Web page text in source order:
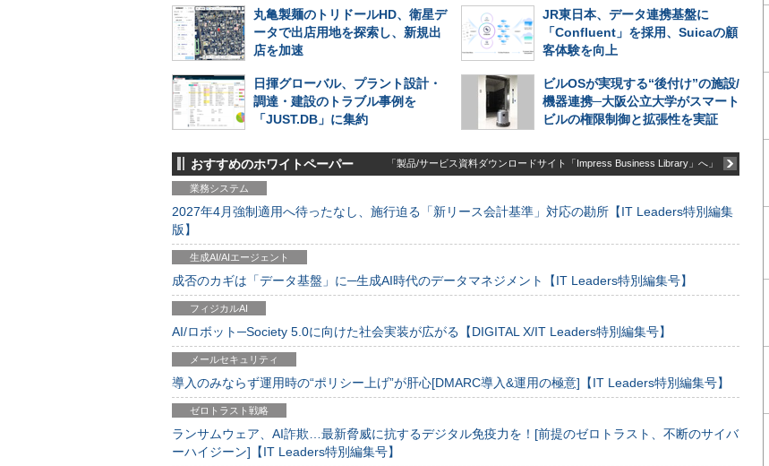
丸亀製麺のトリドールHD、衛星デ
ータで出店用地を探索し、新規出
店を加速
JR東日本、データ連携基盤に
「Confluent」を採用、Suicaの顧
客体験を向上
日揮グローバル、プラント設計・
調達・建設のトラブル事例を
「JUST.DB」に集約
ビルOSが実現する“後付け”の施設/
機器連携─大阪公立大学がスマート
ビルの権限制御と拡張性を実証
おすすめのホワイトペーパー 「製品/サービス資料ダウンロードサイト「Impress Business Library」へ」
業務システム
2027年4月強制適用へ待ったなし、施行迫る「新リース会計基準」対応の勘所【IT Leaders特別編集
版】
生成AI/AIエージェント
成否のカギは「データ基盤」に─生成AI時代のデータマネジメント【IT Leaders特別編集号】
フィジカルAI
AI/ロボット─Society 5.0に向けた社会実装が広がる【DIGITAL X/IT Leaders特別編集号】
メールセキュリティ
導入のみならず運用時の“ポリシー上げ”が肝心[DMARC導入&運用の極意]【IT Leaders特別編集号】
ゼロトラスト戦略
ランサムウェア、AI詐欺…最新脅威に抗するデジタル免疫力を！[前提のゼロトラスト、不断のサイバ
ーハイジーン]【IT Leaders特別編集号】